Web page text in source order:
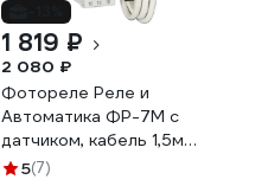
1 819 ₽
2 080 ₽
Фотореле Реле и
Автоматика ФР-7М с
датчиком, кабель 1,5м
A8222-79682576
5(7)